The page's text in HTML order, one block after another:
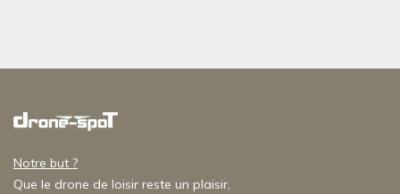
Notre but ?
Que le drone de loisir reste un plaisir,